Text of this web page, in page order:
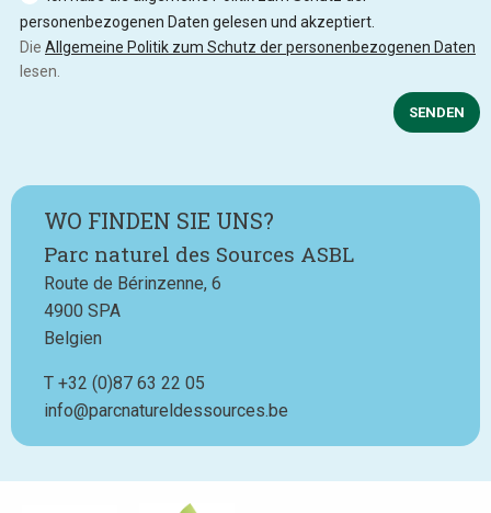
personenbezogenen Daten gelesen und akzeptiert.
Die Allgemeine Politik zum Schutz der personenbezogenen Daten
lesen.
SENDEN
WO FINDEN SIE UNS?
Parc naturel des Sources ASBL
Route de Bérinzenne, 6
4900 SPA
Belgien
T Téléphone
+32 (0)87 63 22 05
info@parcnatureldessources.be